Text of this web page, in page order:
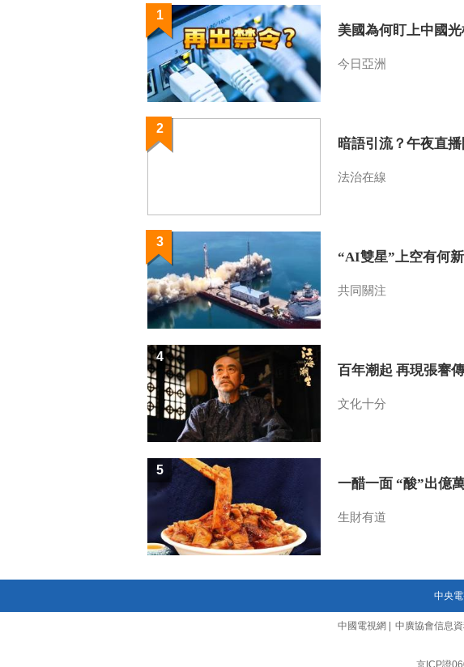
美國為何盯上中國光
今日亞洲
1
暗語引流？午夜直
法治在線
2
“AI雙星”上空有何
共同關注
3
百年潮起 再現張謇
文化十分
4
一醋一面 “酸”出億
生財有道
5
中央
中國電視網 中廣協會信息
京ICP證